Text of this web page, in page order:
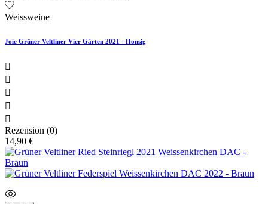
Weissweine
Joie Grüner Veltliner Vier Gärten 2021 - Honsig





Rezension (0)
14,90 €